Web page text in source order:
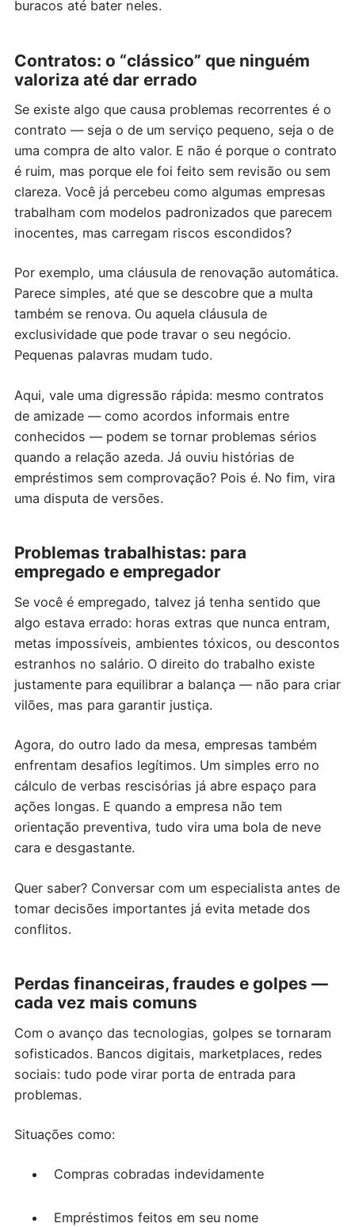
buracos até bater neles.
Contratos: o “clássico” que ninguém
valoriza até dar errado
Se existe algo que causa problemas recorrentes é o
contrato — seja o de um serviço pequeno, seja o de
uma compra de alto valor. E não é porque o contrato
é ruim, mas porque ele foi feito sem revisão ou sem
clareza. Você já percebeu como algumas empresas
trabalham com modelos padronizados que parecem
inocentes, mas carregam riscos escondidos?
Por exemplo, uma cláusula de renovação automática.
Parece simples, até que se descobre que a multa
também se renova. Ou aquela cláusula de
exclusividade que pode travar o seu negócio.
Pequenas palavras mudam tudo.
Aqui, vale uma digressão rápida: mesmo contratos
de amizade — como acordos informais entre
conhecidos — podem se tornar problemas sérios
quando a relação azeda. Já ouviu histórias de
empréstimos sem comprovação? Pois é. No fim, vira
uma disputa de versões.
Problemas trabalhistas: para
empregado e empregador
Se você é empregado, talvez já tenha sentido que
algo estava errado: horas extras que nunca entram,
metas impossíveis, ambientes tóxicos, ou descontos
estranhos no salário. O direito do trabalho existe
justamente para equilibrar a balança — não para criar
vilões, mas para garantir justiça.
Agora, do outro lado da mesa, empresas também
enfrentam desafios legítimos. Um simples erro no
cálculo de verbas rescisórias já abre espaço para
ações longas. E quando a empresa não tem
orientação preventiva, tudo vira uma bola de neve
cara e desgastante.
Quer saber? Conversar com um especialista antes de
tomar decisões importantes já evita metade dos
conflitos.
Perdas financeiras, fraudes e golpes —
cada vez mais comuns
Com o avanço das tecnologias, golpes se tornaram
sofisticados. Bancos digitais, marketplaces, redes
sociais: tudo pode virar porta de entrada para
problemas.
Situações como:
Compras cobradas indevidamente
Empréstimos feitos em seu nome